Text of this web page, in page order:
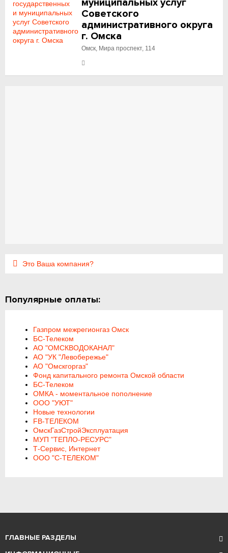
муниципальных услуг
Советского
административного округа
г. Омска
Омск, Мира проспект, 114
Это Ваша компания?
Популярные оплаты:
Газпром межрегионгаз Омск
БС-Телеком
АО "ОМСКВОДОКАНАЛ"
АО "УК "Левобережье"
АО "Омскгоргаз"
Фонд капитального ремонта Омской области
БС-Телеком
ОМКА - моментальное пополнение
ООО "УЮТ"
Новые технологии
FB-ТЕЛЕКОМ
ОмскГазСтройЭксплуатация
МУП "ТЕПЛО-РЕСУРС"
Т-Сервис, Интернет
ООО "С-ТЕЛЕКОМ"
ГЛАВНЫЕ РАЗДЕЛЫ